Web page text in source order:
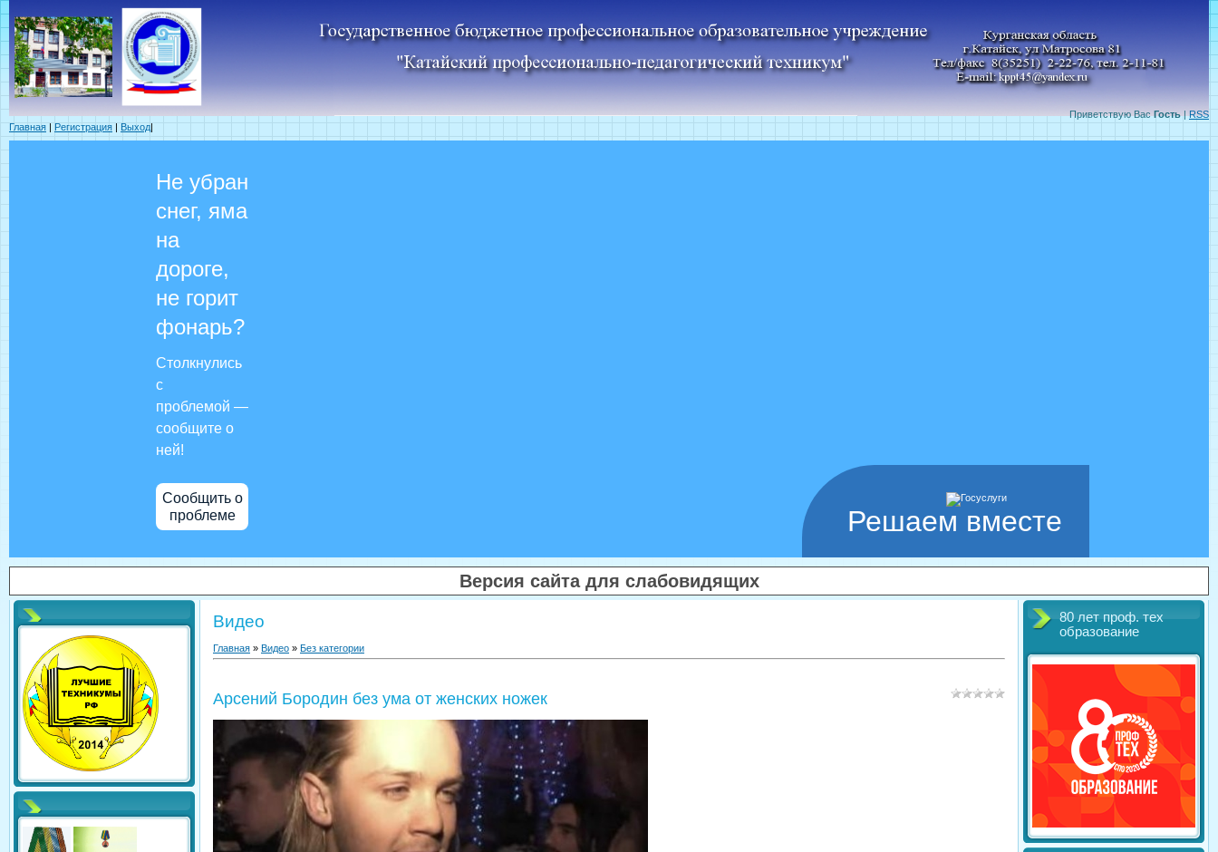
Приветствую Вас Гость|RSS
Главная | Регистрация | Выход|
Решаем вместе
Не убран
снег, яма
на
дороге,
не горит
фонарь?
Столкнулись
с
проблемой —
сообщите о
ней!
Сообщить о
проблеме
Версия сайта для слабовидящих
Видео
Главная » Видео » Без категории
Арсений Бородин без ума от женских ножек
80 лет проф. тех
образование